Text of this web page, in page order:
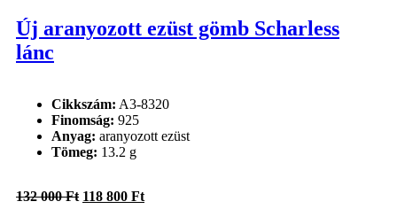
Új aranyozott ezüst gömb Scharless
lánc
Cikkszám: A3-8320
Finomság: 925
Anyag: aranyozott ezüst
Tömeg: 13.2 g
132 000Ft Original
118 800 FtCurrent